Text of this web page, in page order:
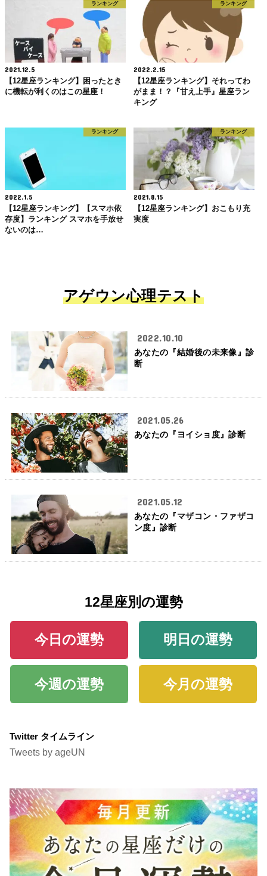
ランキング
2021.12.5
【12星座ランキング】困ったとき
に機転が利くのはこの星座！
ランキング
2022.2.15
【12星座ランキング】それってわ
がまま！？『甘え上手』星座ラン
キング
ランキング
2022.1.5
【12星座ランキング】【スマホ依
存度】ランキング スマホを手放せ
ないのは…
ランキング
2021.8.15
【12星座ランキング】おこもり充
実度
アゲウン心理テスト
2022.10.10
あなたの『結婚後の未来像』診
断
2021.05.26
あなたの『ヨイショ度』診断
2021.05.12
あなたの『マザコン・ファザコ
ン度』診断
12星座別の運勢
今日の運勢 明日の運勢
今週の運勢 今月の運勢
Twitter タイムライン
Tweets by ageUN